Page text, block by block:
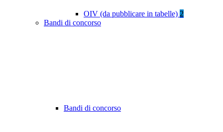
OIV (da pubblicare in tabelle) 2
Bandi di concorso
Bandi di concorso